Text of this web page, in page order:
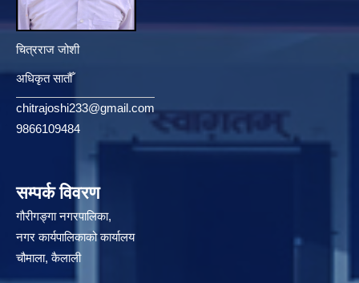
चित्रराज जोशी
अधिकृत सातौँ
chitrajoshi233@gmail.com
9866109484
सम्पर्क विवरण
गौरीगङ्गा नगरपालिका,
नगर कार्यपालिकाको कार्यालय
चौमाला, कैलाली